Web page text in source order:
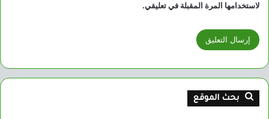
لاستخدامها المرة المقبلة في تعليقي.
بحث الموقع